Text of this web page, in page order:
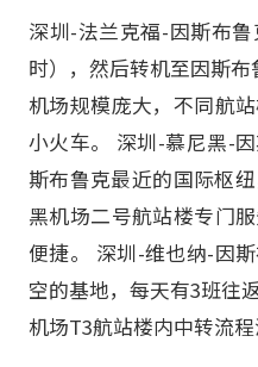
深圳-法兰克福-因斯布
时），然后转机至因斯
机场规模庞大，不同航
小火车。 深圳-慕尼黑-
斯布鲁克最近的国际枢
黑机场二号航站楼专门
便捷。 深圳-维也纳-因
空的基地，每天有3班往
机场T3航站楼内中转流程